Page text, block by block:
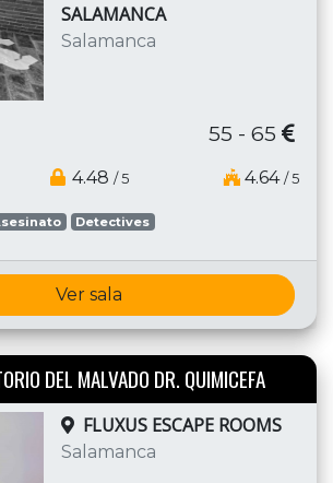
SALAMANCA
Salamanca
55 - 65
4.48 / 5 4.64 / 5
Detectives
Ver sala
DEL MALVADO DR. QUIMICEFA
FLUXUS ESCAPE ROOMS
Salamanca